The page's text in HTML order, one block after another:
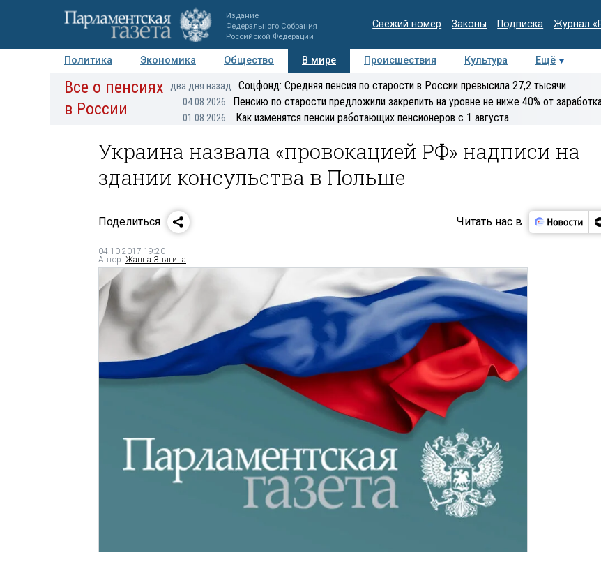
Издание
Федерального Собрания
Российской Федерации
Свежий номер Законы Подписка Журнал
Политика Экономика Общество В мире Происшествия Культура Ещё
Авторы Персоны Мнения Регионы Медиацентр Интервью Колумнисты
Все о пенсиях
в России
два дня назад Соцфонд: Средняя пенсия по старости в России превысила 27,2 тысячи
04.08.2026 Пенсию по старости предложили закрепить на уровне не ниже 40% от
01.08.2026 Как изменятся пенсии работающих пенсионеров с 1 августа
Украина назвала «провокацией РФ» надписи на
здании консульства в Польше
Поделиться Читать нас в
04.10.2017 19:20
Автор: Жанна Звягина